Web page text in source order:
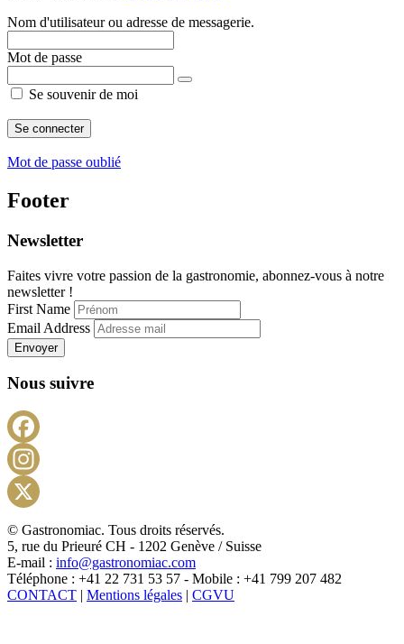
Nom d'utilisateur ou adresse de messagerie.
Mot de passe
Se souvenir de moi
Mot de passe oublié
Footer
Newsletter
Faites vivre votre passion de la gastronomie, abonnez-vous à notre
newsletter !
First Name
Email Address
Envoyer
Nous suivre
X
© Gastronomiac. Tous droits réservés.
5, rue du Prieuré CH - 1202 Genève / Suisse
E-mail : info@gastronomiac.com
Téléphone : +41 22 731 53 57 - Mobile : +41 799 207 482
CONTACT | Mentions légales | CGVU